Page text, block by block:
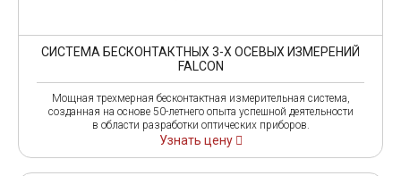
СИСТЕМА БЕСКОНТАКТНЫХ 3-Х ОСЕВЫХ ИЗМЕРЕНИЙ
FALCON
Мощная трехмерная бесконтактная измерительная система,
созданная на основе 50-летнего опыта успешной деятельности
в области разработки оптических приборов.
Узнать цену